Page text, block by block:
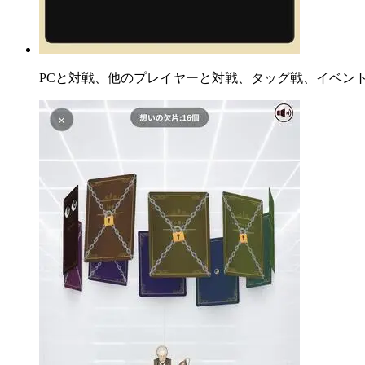
PCと対戦、他のプレイヤーと対戦、タッグ戦、イベン